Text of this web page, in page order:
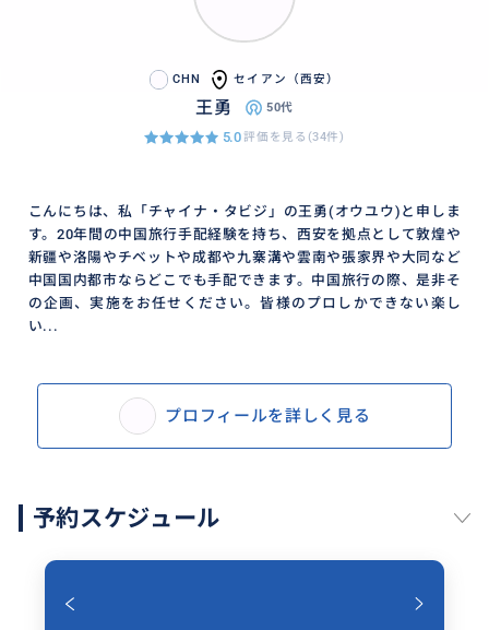
CHN セイアン（西安）
王勇 50代
5.0評価を見る(34件)
こんにちは、私「チャイナ・タビジ」の王勇(オウユウ)と申しま
す。20年間の中国旅行手配経験を持ち、西安を拠点として敦煌や
新疆や洛陽やチベットや成都や九寨溝や雲南や張家界や大同など
中国国内都市ならどこでも手配できます。中国旅行の際、是非そ
の企画、実施をお任せください。皆様のプロしかできない楽し
い...
プロフィールを詳しく見る
予約スケジュール